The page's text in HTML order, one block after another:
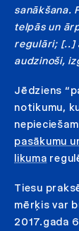
sanākšana.
telpās un
regulāri; [..]
audzinoši,
Jēdziens
notikumu,
pasākumu
likuma
Tiesu
mērķis var
2017.gada